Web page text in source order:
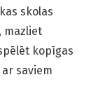
skolas
mazliet
kopīgas
saviem